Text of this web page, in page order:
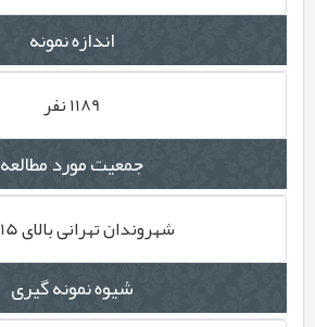
اندازه نمونه
1189 نفر
جمعیت مورد مطالعه
شهروندان تهرانی بالای 15سال
شیوه نمونه گیری